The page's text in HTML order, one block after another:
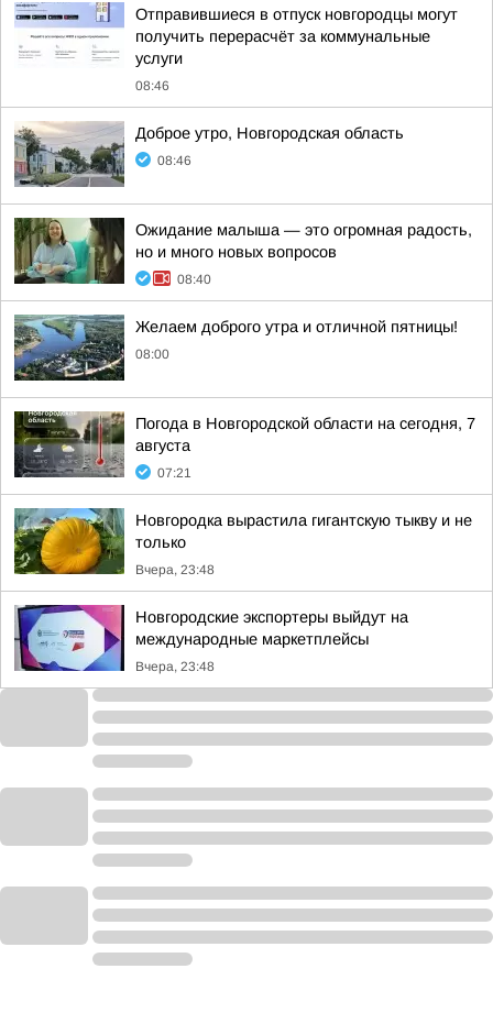
Отправившиеся в отпуск новгородцы могут
получить перерасчёт за коммунальные
услуги
08:46
Доброе утро, Новгородская область
08:46
Ожидание малыша — это огромная радость,
но и много новых вопросов
08:40
Желаем доброго утра и отличной пятницы!
08:00
Погода в Новгородской области на сегодня, 7
августа
07:21
Новгородка вырастила гигантскую тыкву и не
только
Вчера, 23:48
Новгородские экспортеры выйдут на
международные маркетплейсы
Вчера, 23:48